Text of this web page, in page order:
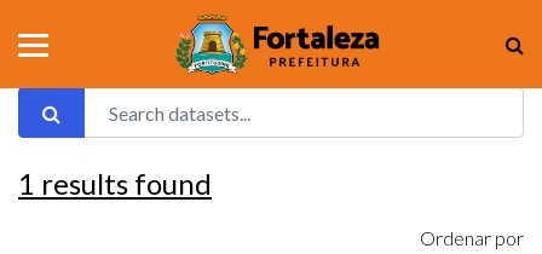
1 results found
Ordenar por